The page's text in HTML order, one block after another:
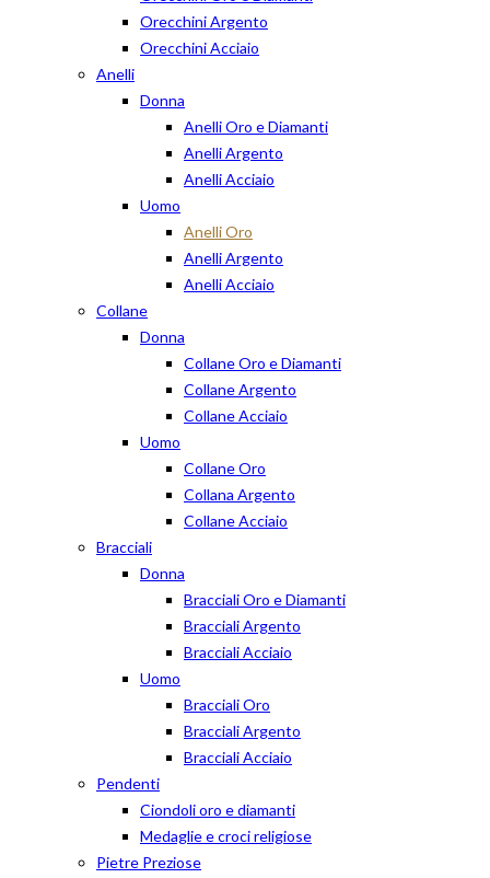
Orecchini Argento
Orecchini Acciaio
Anelli
Donna
Anelli Oro e Diamanti
Anelli Argento
Anelli Acciaio
Uomo
Anelli Oro
Anelli Argento
Anelli Acciaio
Collane
Donna
Collane Oro e Diamanti
Collane Argento
Collane Acciaio
Uomo
Collane Oro
Collana Argento
Collane Acciaio
Bracciali
Donna
Bracciali Oro e Diamanti
Bracciali Argento
Bracciali Acciaio
Uomo
Bracciali Oro
Bracciali Argento
Bracciali Acciaio
Pendenti
Ciondoli oro e diamanti
Medaglie e croci religiose
Pietre Preziose